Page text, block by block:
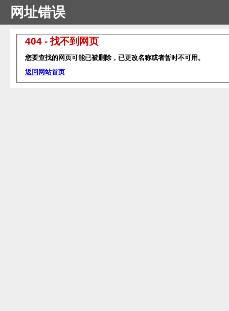
网址错误
404 - 找不到网页
您要查找的网页可能已被删除，已更改名称或者暂时不可用。
返回网站首页